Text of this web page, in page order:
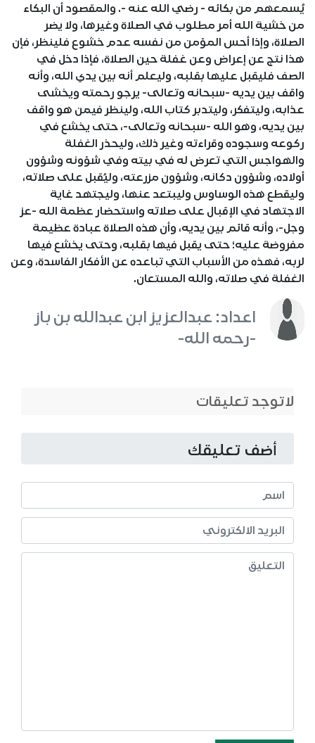
يُسمعهم من بكائه - رضي الله عنه -. والمقصود أن البكاء
من خشية الله أمر مطلوب في الصلاة وغيرها، ولا يضر
الصلاة، وإذا أحس المؤمن من نفسه عدم خشوع فلينظر، فإن
هذا نتج عن إعراض وعن غفلة حين الصلاة، فإذا دخل في
الصف فليقبل عليها بقلبه، وليعلم أنه بين يدي الله، وأنه
واقف بين يديه -سبحانه وتعالى- يرجو رحمته ويخشى
عذابه، وليتفكر، وليتدبر كتاب الله، ولينظر فيمن هو واقف
بين يديه، وهو الله -سبحانه وتعالى-، حتى يخشع في
ركوعه وسجوده وقراءته وغير ذلك، وليحذر الغفلة
والهواجس التي تعرض له في بيته وفي شؤونه وشؤون
أولاده، وشؤون دكانه، وشؤون مزرعته، وليُقبل على صلاته،
وليقطع هذه الوساوس وليبتعد عنها، وليجتهد غاية
الاجتهاد في الإقبال على صلاته واستحضار عظمة الله -عز
وجل-، وأنه قائم بين يديه، وأن هذه الصلاة عبادة عظيمة
مفروضة عليه؛ حتى يقبل فيها بقلبه، وحتى يخشع فيها
لربه، فهذه من الأسباب التي تباعده عن الأفكار الفاسدة، وعن
الغفلة في صلاته، والله المستعان.
اعداد: عبدالعزيز ابن عبدالله بن باز
-رحمه الله-
لاتوجد تعليقات
أضف تعليقك